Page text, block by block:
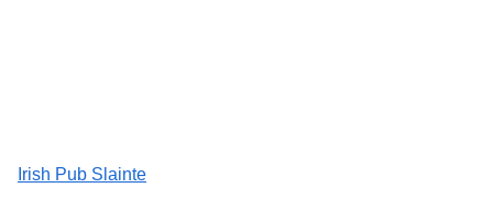
Irish Pub Slainte